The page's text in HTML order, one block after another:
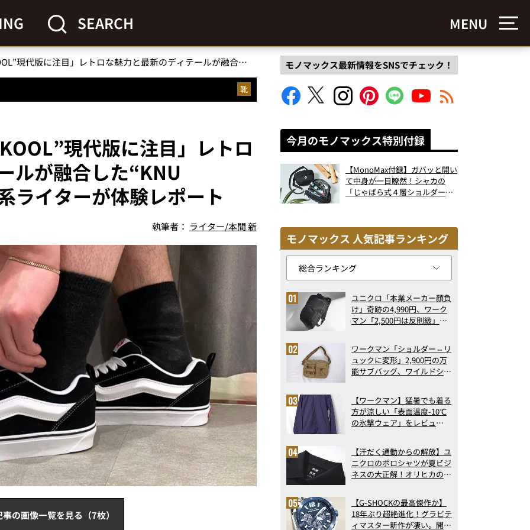
SEARCH MENU
「VANSの定番“OLD SKOOL”現代版に注目」レトロな魅力と最新のディテールが融合した“KNU SKOOL”をスニーカー系ライターが体験レポート
靴
現代版に注目」レトロ
ルが融合した“KNU
ライターが体験レポート
執筆者： ライター/本間 新
の画像一覧を見る（7枚）
モノマックス最新情報をSNSでチェック！
今月のモノマックス特別付録
【MonoMax付録】ガバッと開い
て中身が一目瞭然！シャカの
「じゃばら式４層ショルダーバ
モノマックス 人気記事ランキング
ユニクロ「本業メーカー顔負
け」奇跡の4,990円、ワーク
マン「2,500円は反則級」凄
ト3】（2026年6月版）
ワークマン「ショルダー⇔リ
ュックに変形」2,900円の万
能サブバッグ、ワイルドシン
記事ランキングベスト3】
（2026年6月版）
【ワークマン】猛暑でも着る
方が涼しい「表面温度-10℃
の氷撃ウェア」をレビュ
【汗だく通勤からの解放】ユ
ニクロのポロシャツが夏ビジ
ネスの大正解！オリヒカの透
アの実力
【G-SHOCKの最高傑作か】
18年ぶり超絶進化！グラビテ
ィマスター新作が凄い。開発